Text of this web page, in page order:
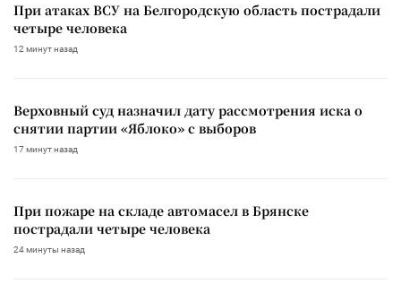
При атаках ВСУ на Белгородскую область пострадали
четыре человека
12 минут назад
Верховный суд назначил дату рассмотрения иска о
снятии партии «Яблоко» с выборов
17 минут назад
При пожаре на складе автомасел в Брянске
пострадали четыре человека
24 минуты назад